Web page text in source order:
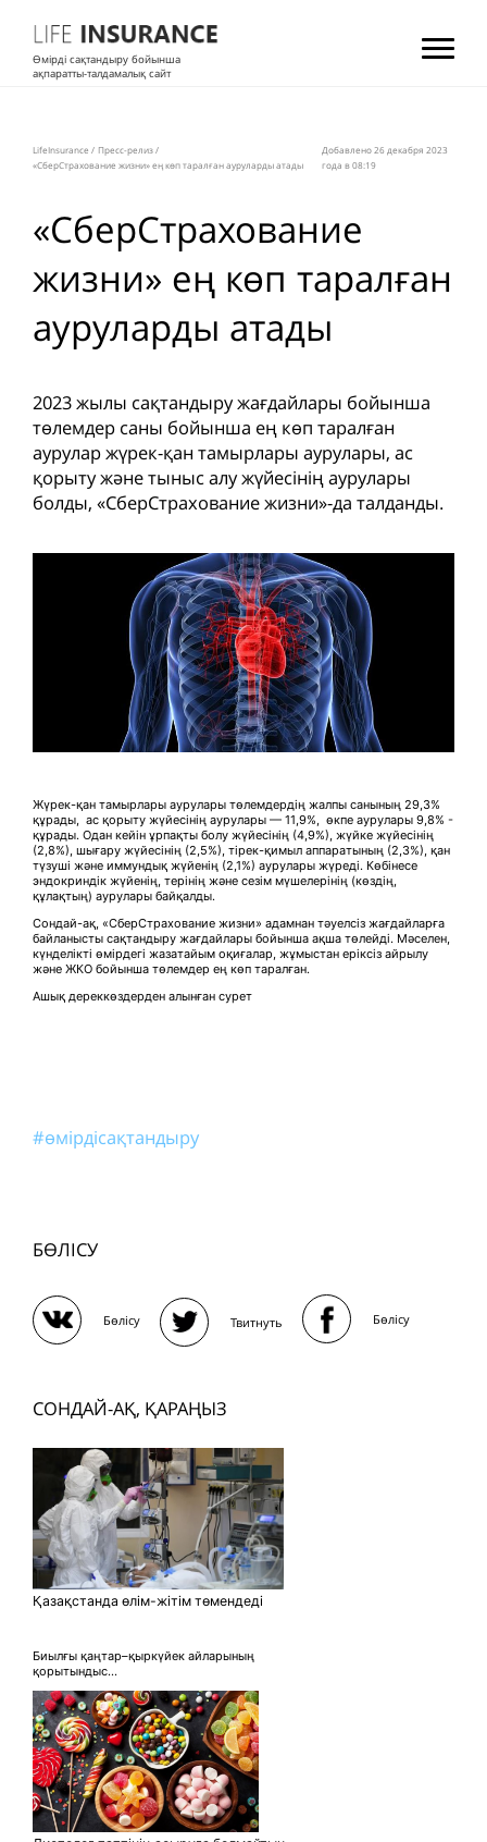
Өмірді сақтандыру бойынша
ақпаратты-талдамалық сайт
LifeInsurance / Пресс-релиз/
«СберСтрахование жизни» ең көп таралған ауруларды атады
Добавлено 26 декабря 2023
года в 08:19
«СберСтрахование
жизни» ең көп таралған
ауруларды атады
2023 жылы сақтандыру жағдайлары бойынша
төлемдер саны бойынша ең көп таралған
аурулар жүрек-қан тамырлары аурулары, ас
қорыту және тыныс алу жүйесінің аурулары
болды, «СберСтрахование жизни»-да талданды.
Жүрек-қан тамырлары аурулары төлемдердің жалпы санының 29,3%
құрады, ас қорыту жүйесінің аурулары — 11,9%, өкпе аурулары 9,8% -
құрады. Одан кейін ұрпақты болу жүйесінің (4,9%), жүйке жүйесінің
(2,8%), шығару жүйесінің (2,5%), тірек-қимыл аппаратының (2,3%), қан
түзуші және иммундық жүйенің (2,1%) аурулары жүреді. Көбінесе
эндокриндік жүйенің, терінің және сезім мүшелерінің (көздің,
құлақтың) аурулары байқалды.
Сондай-ақ, «СберСтрахование жизни» адамнан тәуелсіз жағдайларға
байланысты сақтандыру жағдайлары бойынша ақша төлейді. Мәселен,
күнделікті өмірдегі жазатайым оқиғалар, жұмыстан еріксіз айрылу
және ЖКО бойынша төлемдер ең көп таралған.
Ашық дереккөздерден алынған сурет
#өмірдісақтандыру
БӨЛІСУ
Бөлісу Твитнуть Бөлісу
СОНДАЙ-АҚ, ҚАРАҢЫЗ
Қазақстанда өлім-жітім төмендеді
Биылғы қаңтар–қыркүйек айларының
қорытындыс...